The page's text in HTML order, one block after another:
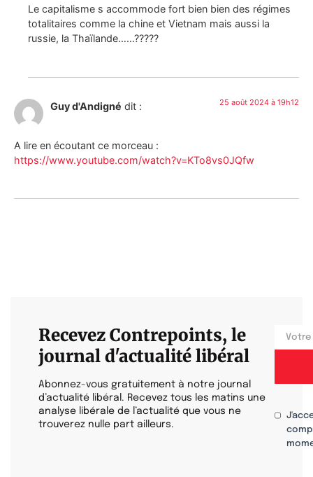
Le capitalisme s accommode fort bien bien des régimes
totalitaires comme la chine et Vietnam mais aussi la
russie, la Thaïlande……?????
Guy d'Andigné dit : 25 août 2024 à 19h12
A lire en écoutant ce morceau :
https://www.youtube.com/watch?v=KTo8vs0JQfw
Recevez Contrepoints, le
journal d'actualité libéral
Abonnez-vous gratuitement à notre journal
d’actualité libéral. Recevez tous les matins une
analyse libérale de l’actualité que vous ne
trouverez nulle part ailleurs.